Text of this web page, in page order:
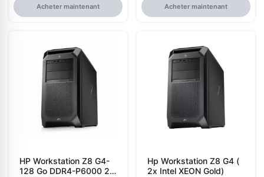
Acheter maintenant Acheter maintenant
HP Workstation Z8 G4-
128 Go DDR4-P6000 24
Hp Workstation Z8 G4 (
2x Intel XEON Gold)